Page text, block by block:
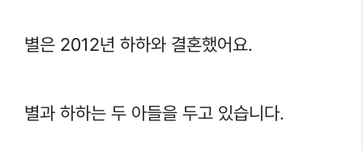
별은 2012년 하하와 결혼했어요.
별과 하하는 두 아들을 두고 있습니다.